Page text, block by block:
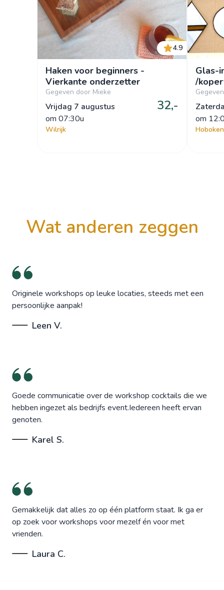
4.9
Haken voor beginners -
Vierkante onderzetter
Gegeven door Mieke
Vrijdag 7 augustus
om 07:30u
32,-
Wilrijk
Glas-
/
om
wat anderen zeggen
Originele workshops op leuke locaties, steeds met een
persoonlijke aanpak!
Leen V.
Goede communicatie over de workshop cocktails die we
hebben ingezet als bedrijfs event.Iedereen heeft ervan
genoten.
Karel S.
Gemakkelijk dat alles zo op één platform staat. Ik ga er
op zoek voor workshops voor mezelf én voor met
vrienden.
Laura C.